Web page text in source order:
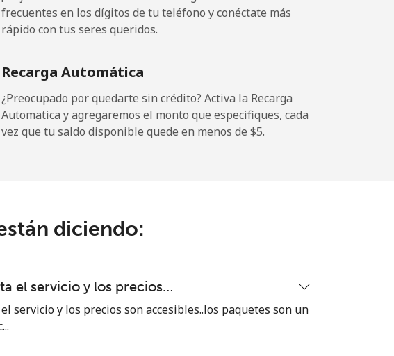
por ⁦$10⁩ -
por ⁦$10⁩ -
⁦$10⁩
frecuentes en los dígitos de tu teléfono y conéctate más
rápido con tus seres queridos.
Recarga Automática
¿Preocupado por quedarte sin crédito? Activa la Recarga
Automatica y agregaremos el monto que especifiques, cada
vez que tu saldo disponible quede en menos de ⁦$5⁩.
diciendo:
el servicio y los precios…
servicio y los precios son accesibles..los paquetes son un